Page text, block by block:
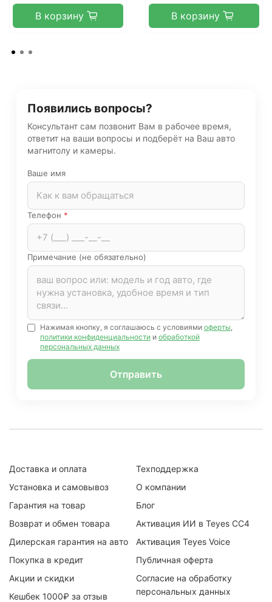
В корзину В корзину
Появились вопросы?
Консультант сам позвонит Вам в рабочее время,
ответит на ваши вопросы и подберёт на Ваш авто
магнитолу и камеры.
Ваше имя
Телефон *
Примечание (не обязательно)
Нажимая кнопку, я соглашаюсь с условиями оферты
политики конфиденциальности и обработкой
персональных данных
Отправить
Доставка и оплата
Установка и самовывоз
Гарантия на товар
Возврат и обмен товара
Дилерская гарантия на авто
Покупка в кредит
Акции и скидки
Кешбек 1000₽ за отзыв
Техподдержка
О компании
Блог
Активация ИИ в Teyes CC4
Активация Teyes Voice
Публичная оферта
Согласие на обработку
персональных данных